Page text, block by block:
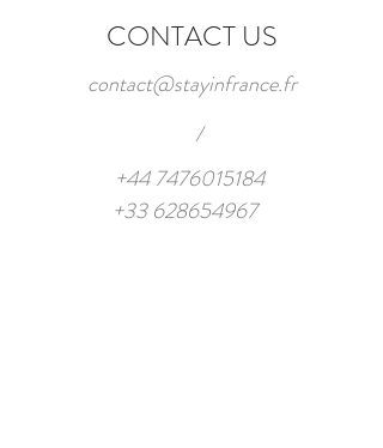
CONTACT US
contact@stayinfrance.fr
/
+44 7476015184
+33 628654967